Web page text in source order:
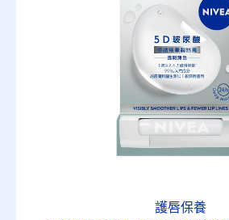
護唇保養